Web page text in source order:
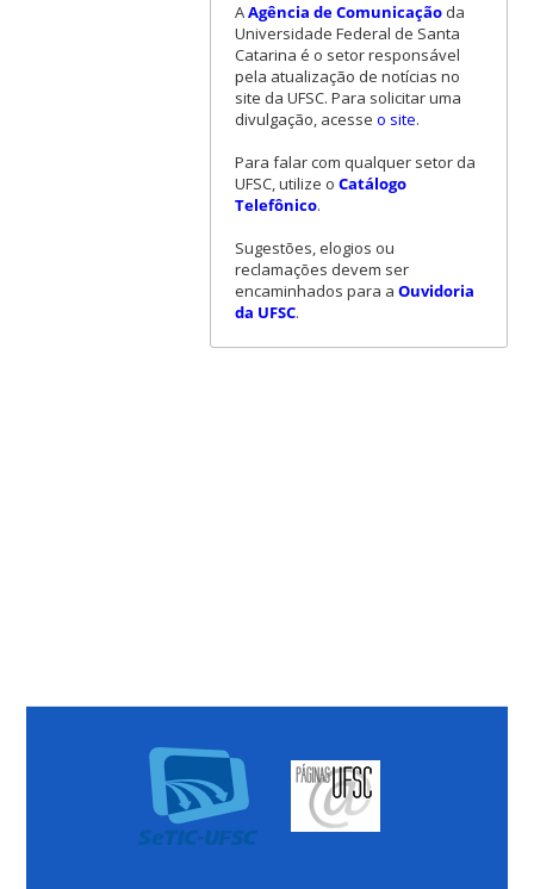
AAgência de Comunicaçãoda
Universidade Federal de Santa
Catarina é o setor responsável
pela atualização de notícias no
site da UFSC. Para solicitar uma
divulgação, acesse o site.
Para falar com qualquer setor da
UFSC, utilize o Catálogo
Telefônico.
Sugestões, elogios ou
reclamações devem ser
encaminhados para a Ouvidoria
da UFSC.